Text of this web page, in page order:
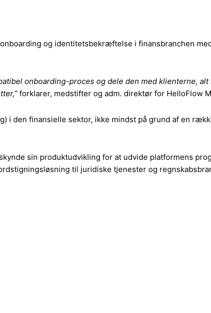
og identitetsbekræftelse i finansbranchen
onboarding-proces og dele den med klienterne,
forklarer, medstifter og adm. direktør for HelloFlow
i den finansielle sektor, ikke mindst på grund af en
sin produktudvikling for at udvide platformens
til juridiske tjenester og